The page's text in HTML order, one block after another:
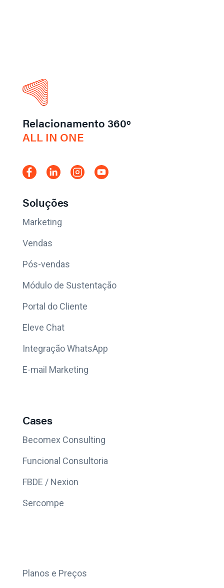
Relacionamento 360º
ALL IN ONE
Soluções
Marketing
Vendas
Pós-vendas
Módulo de Sustentação
Portal do Cliente
Eleve Chat
Integração WhatsApp
E-mail Marketing
Cases
Becomex Consulting
Funcional Consultoria
FBDE / Nexion
Sercompe
Planos e Preços